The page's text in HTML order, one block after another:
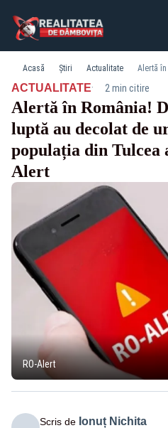
Acasă Știri Actualitate
ACTUALITATE· 2 min citire
Alertă în România!
luptă au decolat de
populația din
Alert
RO-Alert
Scris de Ionuț Nichita